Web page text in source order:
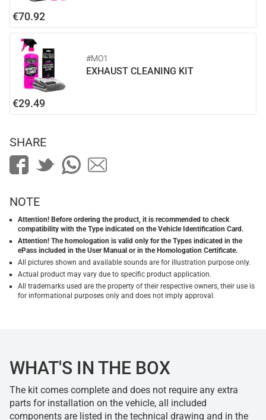
€70.92
#MO1
EXHAUST CLEANING KIT
€29.49
SHARE
NOTE
Attention! Before ordering the product, it is recommended to check
compatibility with the Type indicated on the Vehicle Identification Card.
Attention! The homologation is valid only for the Types indicated in the
ePass included in the User Manual or in the Homologation Certificate.
All pictures shown and available sounds are for illustration purpose only.
Actual product may vary due to specific product application.
All trademarks used are the property of their respective owners, their use is
for informational purposes only and does not imply approval.
WHAT'S IN THE BOX
The kit comes complete and does not require any extra
parts for installation on the vehicle, all included
components are listed in the technical drawing and in the